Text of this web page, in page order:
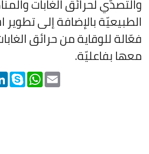
والتصدّي لحرائق الغابات
الطبيعيّة بالإضافة إلى تطوير
فعّالة للوقاية من حرائق
معها بفاعليّة.
LinkedInSkype WhatsApp